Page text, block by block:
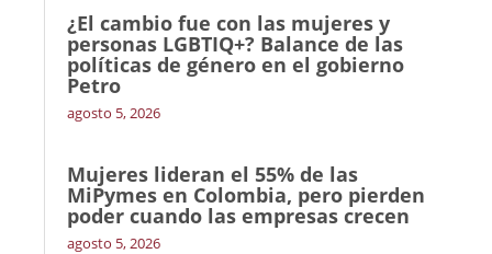
¿El cambio fue con las mujeres y
personas LGBTIQ+? Balance de las
políticas de género en el gobierno
Petro
agosto 5, 2026
Mujeres lideran el 55% de las
MiPymes en Colombia, pero pierden
poder cuando las empresas crecen
agosto 5, 2026